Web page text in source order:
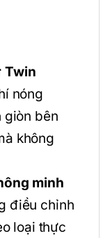
Twin
nóng
giòn bên
không
minh
điều chỉnh
loại thực